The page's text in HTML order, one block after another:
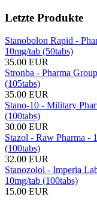
Letzte Produkte
Stanobolon Rapid -
10mg/tab (50tabs)
35.00 EUR
Stronba - Pharma
(105tabs)
35.00 EUR
Stano-10 - Military
(100tabs)
30.00 EUR
Stazol - Raw Pharma -
(100tabs)
32.00 EUR
Stanozolol - Imperia
10mg/tab (100tabs)
15.00 EUR